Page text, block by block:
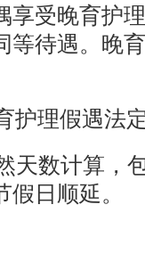
享受晚育护
等待遇。晚
护理假遇法
天数计算，
日顺延。